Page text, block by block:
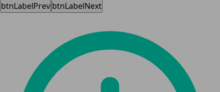
btnLabelPrev btnLabelNext